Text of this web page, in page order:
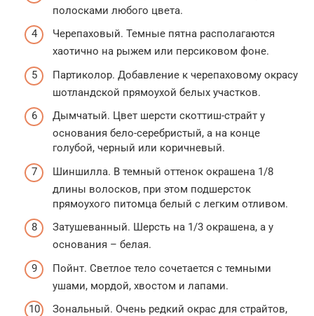
полосками любого цвета.
Черепаховый. Темные пятна располагаются
хаотично на рыжем или персиковом фоне.
Партиколор. Добавление к черепаховому окрасу
шотландской прямоухой белых участков.
Дымчатый. Цвет шерсти скоттиш-страйт у
основания бело-серебристый, а на конце
голубой, черный или коричневый.
Шиншилла. В темный оттенок окрашена 1/8
длины волосков, при этом подшерсток
прямоухого питомца белый с легким отливом.
Затушеванный. Шерсть на 1/3 окрашена, а у
основания – белая.
Пойнт. Светлое тело сочетается с темными
ушами, мордой, хвостом и лапами.
Зональный. Очень редкий окрас для страйтов,